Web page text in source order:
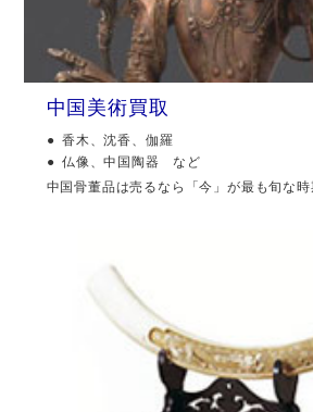
中国美術買取
香木、沈香、伽羅
仏像、中国陶器 など
中国骨董品は売るなら「今」が最も旬な時